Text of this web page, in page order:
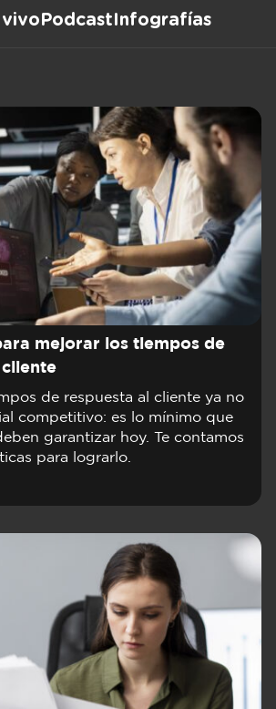
vivo Podcast Infografías
mejorar los tiempos de
de respuesta al cliente ya no
competitivo: es lo mínimo que
garantizar hoy. Te contamos
para lograrlo.